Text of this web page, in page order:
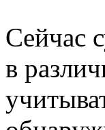
Сейчас
в